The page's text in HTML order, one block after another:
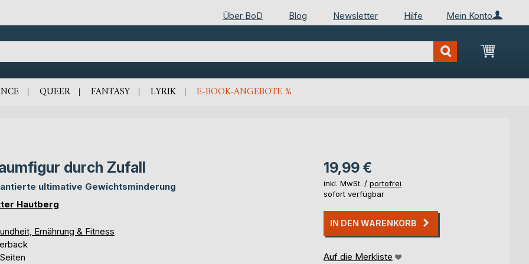
Mein Konto
Über BoD Blog Newsletter Hilfe
Mein
QUEER FANTASY LYRIK E-BOOK-ANGEBOTE %
durch Zufall
ultimative Gewichtsminderung
Hautberg
Ernährung & Fitness
19,99 €
inkl. MwSt. / portofrei
sofort verfügbar
IN DEN WARENKORB
Auf die Merkliste